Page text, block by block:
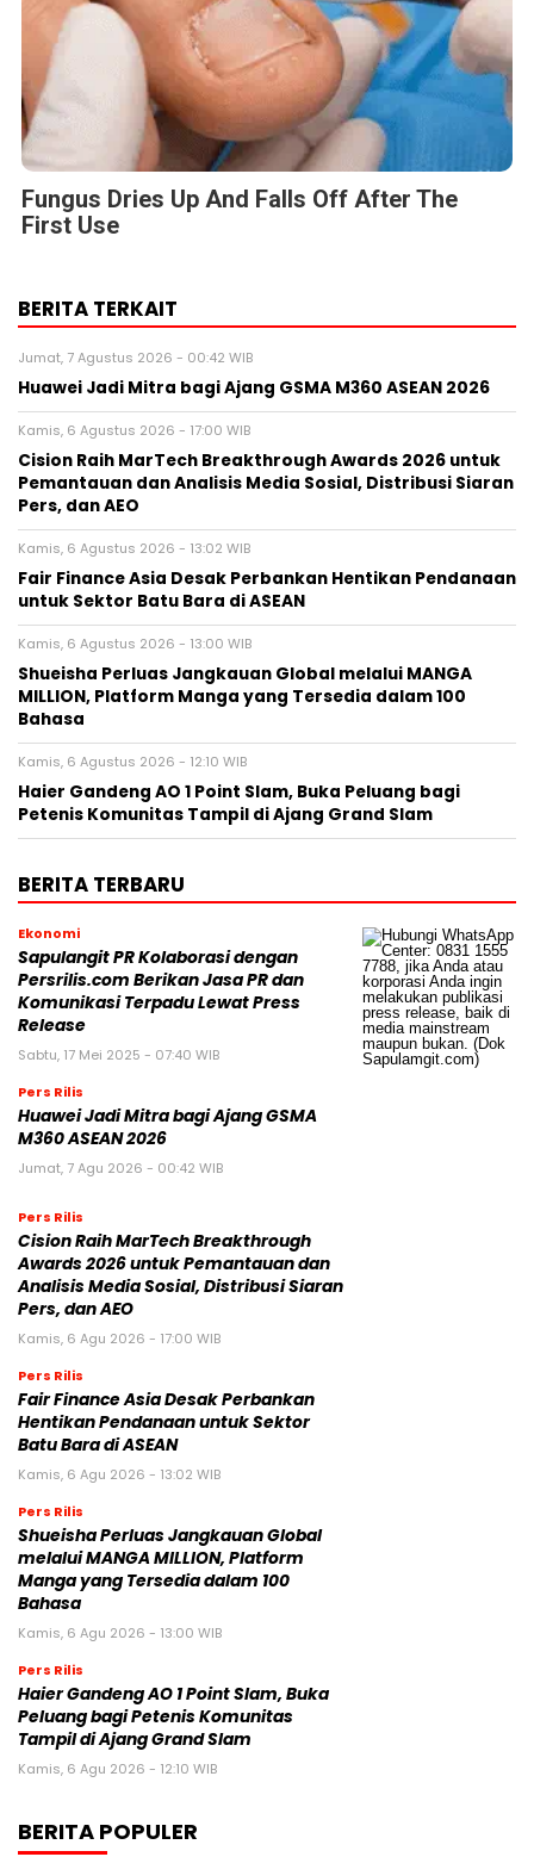
Fungus Dries Up And Falls Off After The
First Use
BERITA TERKAIT
Jumat, 7 Agustus 2026 - 00:42 WIB
Huawei Jadi Mitra bagi Ajang GSMA M360 ASEAN 2026
Kamis, 6 Agustus 2026 - 17:00 WIB
Cision Raih MarTech Breakthrough Awards 2026 untuk
Pemantauan dan Analisis Media Sosial, Distribusi Siaran
Pers, dan AEO
Kamis, 6 Agustus 2026 - 13:02 WIB
Fair Finance Asia Desak Perbankan Hentikan Pendanaan
untuk Sektor Batu Bara di ASEAN
Kamis, 6 Agustus 2026 - 13:00 WIB
Shueisha Perluas Jangkauan Global melalui MANGA
MILLION, Platform Manga yang Tersedia dalam 100
Bahasa
Kamis, 6 Agustus 2026 - 12:10 WIB
Haier Gandeng AO 1 Point Slam, Buka Peluang bagi
Petenis Komunitas Tampil di Ajang Grand Slam
BERITA TERBARU
Ekonomi
Sapulangit PR Kolaborasi dengan
Persrilis.com Berikan Jasa PR dan
Komunikasi Terpadu Lewat Press
Release
Sabtu, 17 Mei 2025 - 07:40 WIB
Pers Rilis
Huawei Jadi Mitra bagi Ajang GSMA
M360 ASEAN 2026
Jumat, 7 Agu 2026 - 00:42 WIB
Pers Rilis
Cision Raih MarTech Breakthrough
Awards 2026 untuk Pemantauan dan
Analisis Media Sosial, Distribusi Siaran
Pers, dan AEO
Kamis, 6 Agu 2026 - 17:00 WIB
Pers Rilis
Fair Finance Asia Desak Perbankan
Hentikan Pendanaan untuk Sektor
Batu Bara di ASEAN
Kamis, 6 Agu 2026 - 13:02 WIB
Pers Rilis
Shueisha Perluas Jangkauan Global
melalui MANGA MILLION, Platform
Manga yang Tersedia dalam 100
Bahasa
Kamis, 6 Agu 2026 - 13:00 WIB
Pers Rilis
Haier Gandeng AO 1 Point Slam, Buka
Peluang bagi Petenis Komunitas
Tampil di Ajang Grand Slam
Kamis, 6 Agu 2026 - 12:10 WIB
BERITA POPULER